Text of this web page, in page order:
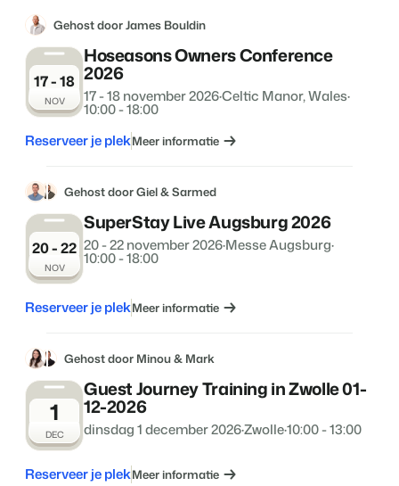
Gehost door James Bouldin
17 - 18
NOV
Hoseasons Owners Conference
2026
17 - 18 november 2026·Celtic Manor, Wales·
10:00 - 18:00
Reserveer je plekMeer informatie
Gehost door Giel & Sarmed
20 - 22
NOV
SuperStay Live Augsburg 2026
20 - 22 november 2026·Messe Augsburg·
10:00 - 18:00
Reserveer je plekMeer informatie
Gehost door Minou & Mark
1
DEC
Guest Journey Training in Zwolle 01-
12-2026
dinsdag 1 december 2026·Zwolle·10:00 - 13:00
Reserveer je plekMeer informatie